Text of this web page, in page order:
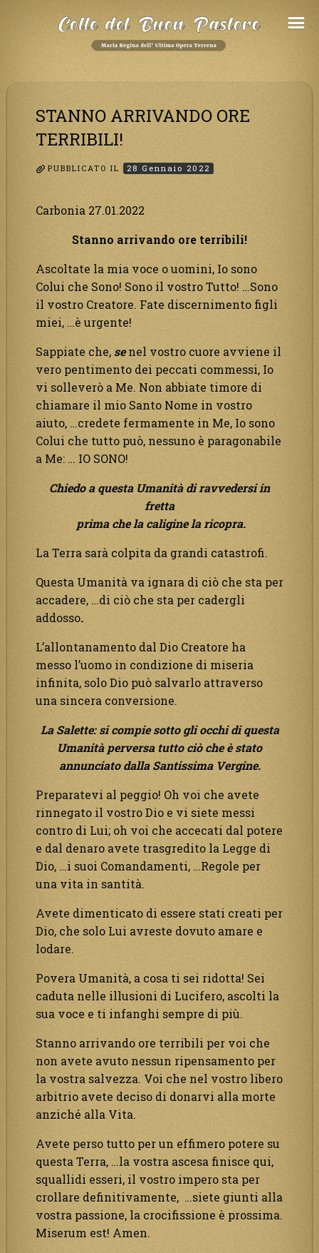
STANNO ARRIVANDO ORE
TERRIBILI!
PUBBLICATO IL 28 Gennaio 2022
Carbonia 27.01.2022
Stanno arrivando ore terribili!
Ascoltate la mia voce o uomini, Io sono
Colui che Sono! Sono il vostro Tutto! …Sono
il vostro Creatore. Fate discernimento figli
miei, …è urgente!
Sappiate che, senel vostro cuore avviene il
vero pentimento dei peccati commessi, Io
vi solleverò a Me. Non abbiate timore di
chiamare il mio Santo Nome in vostro
aiuto, …credete fermamente in Me, Io sono
Colui che tutto può, nessuno è paragonabile
a Me: … IO SONO!
Chiedo a questa Umanità di ravvedersi in
fretta
prima che la caligine la ricopra.
La Terra sarà colpita da grandi catastrofi.
Questa Umanità va ignara di ciò che sta per
accadere, …di ciò che sta per cadergli
addosso.
L’allontanamento dal Dio Creatore ha
messo l’uomo in condizione di miseria
infinita, solo Dio può salvarlo attraverso
una sincera conversione.
La Salette: si compie sotto gli occhi di questa
Umanità perversa tutto ciò che è stato
annunciato dalla Santissima Vergine.
Preparatevi al peggio! Oh voi che avete
rinnegato il vostro Dio e vi siete messi
contro di Lui; oh voi che accecati dal potere
e dal denaro avete trasgredito la Legge di
Dio, …i suoi Comandamenti, …Regole per
una vita in santità.
Avete dimenticato di essere stati creati per
Dio, che solo Lui avreste dovuto amare e
lodare.
Povera Umanità, a cosa ti sei ridotta! Sei
caduta nelle illusioni di Lucifero, ascolti la
sua voce e ti infanghi sempre di più.
Stanno arrivando ore terribili per voi che
non avete avuto nessun ripensamento per
la vostra salvezza. Voi che nel vostro libero
arbitrio avete deciso di donarvi alla morte
anziché alla Vita.
Avete perso tutto per un effimero potere su
questa Terra, …la vostra ascesa finisce qui,
squallidi esseri, il vostro impero sta per
crollare definitivamente, …siete giunti alla
vostra passione, la crocifissione è prossima.
Miserum est! Amen.